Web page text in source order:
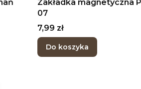
Zakładka magnetyczna
07
Cena
7,99 zł
Do koszyka